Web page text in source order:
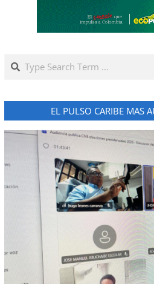
Search
EL PULSO CARIBE MAS